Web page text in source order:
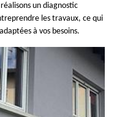
un diagnostic
les travaux, ce qui
à vos besoins.